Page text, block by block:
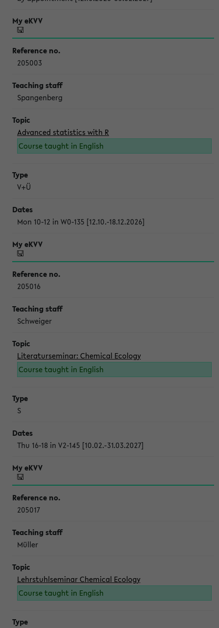
205003
Spangenberg
Advanced statistics with R
Course taught in English
V+Ü
Mon 10-12 in W0-135 [12.10.-18.12.2026]
205016
Schweiger
Literaturseminar: Chemical Ecology
Course taught in English
S
Thu 16-18 in V2-145 [10.02.-31.03.2027]
205017
Müller
Lehrstuhlseminar Chemical Ecology
Course taught in English